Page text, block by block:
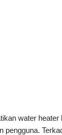
water heater
pengguna.